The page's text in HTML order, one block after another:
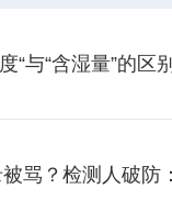
“与“含湿量”的区
骂？检测人破